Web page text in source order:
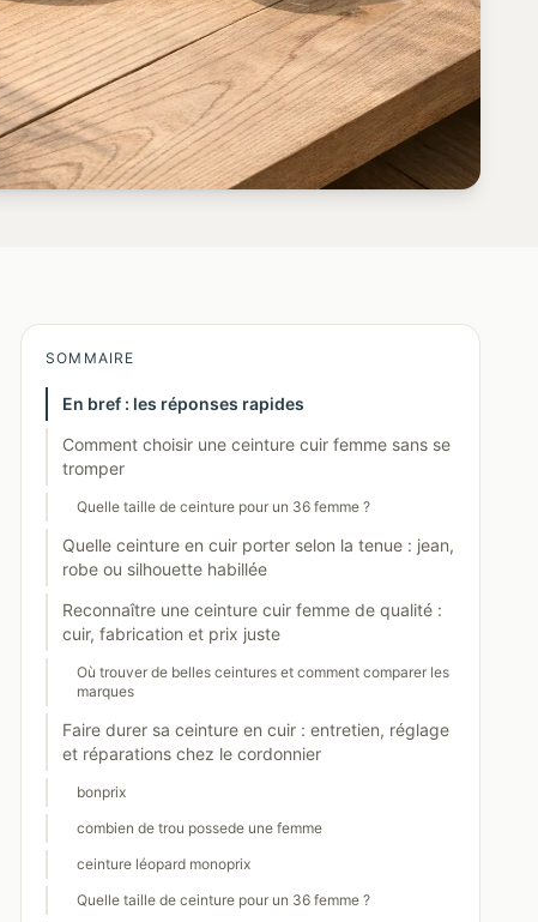
SOMMAIRE
En bref : les réponses rapides
Comment choisir une ceinture cuir femme sans se
tromper
Quelle taille de ceinture pour un 36 femme ?
Quelle ceinture en cuir porter selon la tenue : jean,
robe ou silhouette habillée
Reconnaître une ceinture cuir femme de qualité :
cuir, fabrication et prix juste
Où trouver de belles ceintures et comment comparer les
marques
Faire durer sa ceinture en cuir : entretien, réglage
et réparations chez le cordonnier
bonprix
combien de trou possede une femme
ceinture léopard monoprix
Quelle taille de ceinture pour un 36 femme ?